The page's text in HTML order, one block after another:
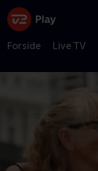
Forside Live TV